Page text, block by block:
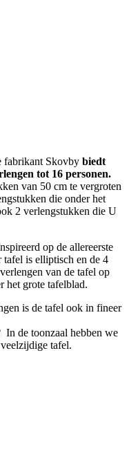
fabrikant Skovby biedt
tot 16 personen.
van 50 cm te vergroten
die onder het
2 verlengstukken die U
op de allereerste
tafel is elliptisch en de 4
van de tafel op
het grote tafelblad.
is de tafel ook in fineer
In de toonzaal hebben we
tafel.